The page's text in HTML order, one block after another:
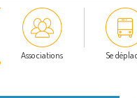
Associations Se